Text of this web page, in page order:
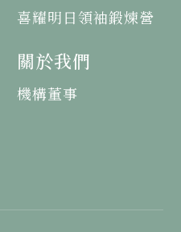
喜耀明日領袖鍛煉營
關於我們
機構董事